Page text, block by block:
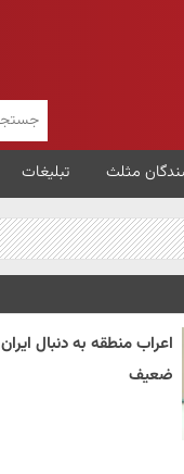
مثلث تبلیغات
اعراب منطقه به دنبال ایران
ضعیف